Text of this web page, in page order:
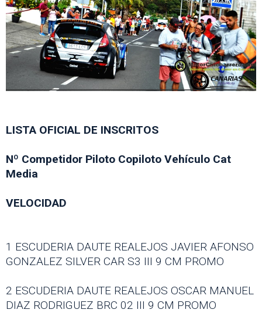
LISTA OFICIAL DE INSCRITOS
Nº Competidor Piloto Copiloto Vehículo Cat
Media
VELOCIDAD
1 ESCUDERIA DAUTE REALEJOS JAVIER AFONSO
GONZALEZ SILVER CAR S3 III 9 CM PROMO
2 ESCUDERIA DAUTE REALEJOS OSCAR MANUEL
DIAZ RODRIGUEZ BRC 02 III 9 CM PROMO